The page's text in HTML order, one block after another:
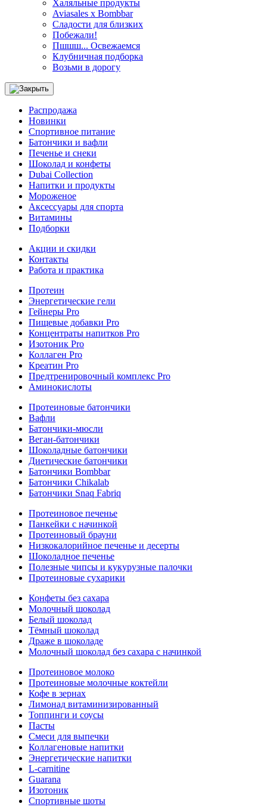
Халяльные продукты
Aviasales x Bombbar
Сладости для близких
Побежали!
Пшшш... Освежаемся
Клубничная подборка
Возьми в дорогу
Распродажа
Новинки
Спортивное питание
Батончики и вафли
Печенье и снеки
Шоколад и конфеты
Dubai Collection
Напитки и продукты
Мороженое
Аксессуары для спорта
Витамины
Подборки
Акции и скидки
Контакты
Работа и практика
Протеин
Энергетические гели
Гейнеры Pro
Пищевые добавки Pro
Концентраты напитков Pro
Изотоник Pro
Коллаген Pro
Креатин Pro
Предтренировочный комплекс Pro
Аминокислоты
Протеиновые батончики
Вафли
Батончики-мюсли
Веган-батончики
Шоколадные батончики
Диетические батончики
Батончики Bombbar
Батончики Chikalab
Батончики Snaq Fabriq
Протеиновое печенье
Панкейки с начинкой
Протеиновый брауни
Низкокалорийное печенье и десерты
Шоколадное печенье
Полезные чипсы и кукурузные палочки
Протеиновые сухарики
Конфеты без сахара
Молочный шоколад
Белый шоколад
Тёмный шоколад
Драже в шоколаде
Молочный шоколад без сахара с начинкой
Протеиновое молоко
Протеиновые молочные коктейли
Кофе в зернах
Лимонад витаминизированный
Топпинги и соусы
Пасты
Смеси для выпечки
Коллагеновые напитки
Энергетические напитки
L-carnitine
Guarana
Изотоник
Спортивные шоты